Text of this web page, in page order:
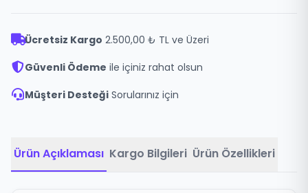
Ücretsiz Kargo 2.500,00 ₺ TL ve Üzeri
Güvenli Ödeme ile içiniz rahat olsun
Müşteri Desteği Sorularınız için
Ürün Açıklaması Kargo Bilgileri Ürün Özellikleri